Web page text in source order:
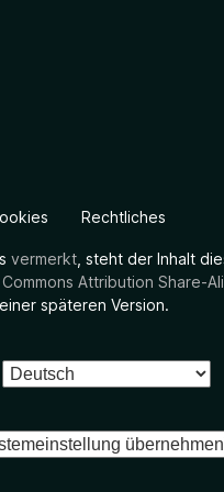
Rechtliches
vermerkt , steht der Inhalt
Attribution Share-
späteren Version.